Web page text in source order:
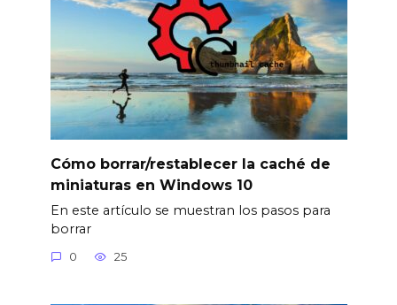
Cómo borrar/restablecer la caché de
miniaturas en Windows 10
En este artículo se muestran los pasos para
borrar
0 25